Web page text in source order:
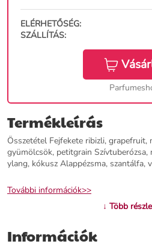
ELÉRHETŐSÉG:
SZÁLLÍTÁS:
Termékleírás
Összetétel Fejfekete ribizli, grapefruit,
gyümölcsök, petitgrain Szívtuberózsa,
ylang, kókusz Alappézsma, szantálfa,
További információk>>
↓ Több
Információk